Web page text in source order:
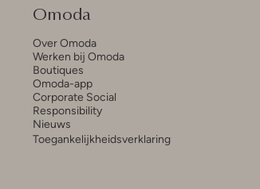
Omoda
Over Omoda
Werken bij Omoda
Boutiques
Omoda-app
Corporate Social
Responsibility
Nieuws
Toegankelijkheidsverklaring